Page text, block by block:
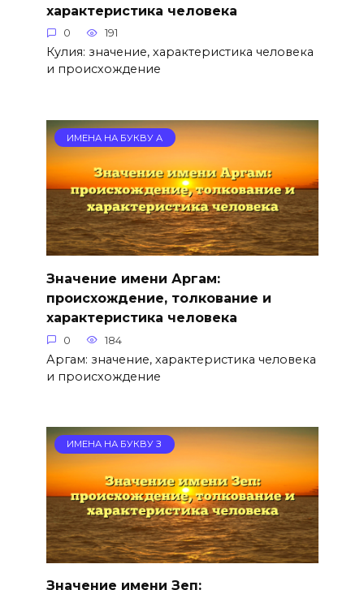
характеристика человека
0 191
Кулия: значение, характеристика человека
и происхождение
ИМЕНА НА БУКВУ А
Значение имени Аргам:
происхождение, толкование и
характеристика человека
0 184
Аргам: значение, характеристика человека
и происхождение
ИМЕНА НА БУКВУ З
Значение имени Зеп: